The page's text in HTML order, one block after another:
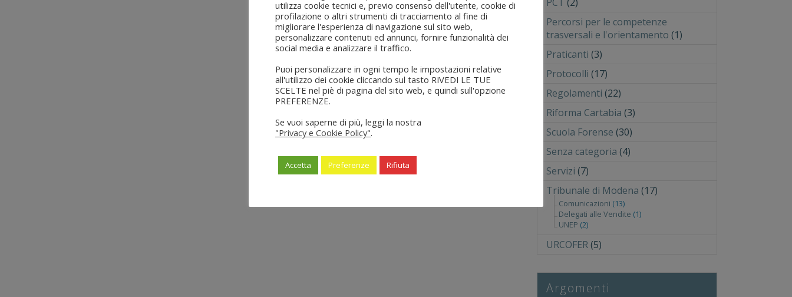
Percorsi per le competenze
trasversali e l'orientamento (1)
Praticanti (3)
Protocolli (17)
Regolamenti (22)
Riforma Cartabia (3)
Scuola Forense (30)
Senza categoria (4)
Servizi (7)
Tribunale di Modena (17)
Comunicazioni (13)
Delegati alle Vendite (1)
UNEP (2)
URCOFER(5)
Argomenti
utilizza cookie tecnici e, previo consenso dell'utente, cookie di
profilazione o altri strumenti di tracciamento al fine di
migliorare l'esperienza di navigazione sul sito web,
personalizzare contenuti ed annunci, fornire funzionalità dei
social media e analizzare il traffico.
Puoi personalizzare in ogni tempo le impostazioni relative
all'utilizzo dei cookie cliccando sul tasto RIVEDI LE TUE
SCELTE nel piè di pagina del sito web, e quindi sull'opzione
PREFERENZE.
Se vuoi saperne di più, leggi la nostra
"Privacy e Cookie Policy".
Accetta Preferenze Rifiuta